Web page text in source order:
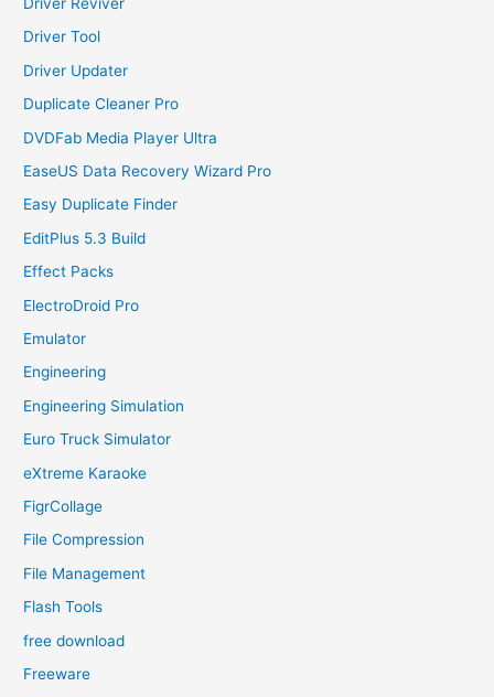
Driver Tool
Driver Updater
Duplicate Cleaner Pro
DVDFab Media Player Ultra
EaseUS Data Recovery Wizard Pro
Easy Duplicate Finder
EditPlus 5.3 Build
Effect Packs
ElectroDroid Pro
Emulator
Engineering
Engineering Simulation
Euro Truck Simulator
eXtreme Karaoke
FigrCollage
File Compression
File Management
Flash Tools
free download
Freeware